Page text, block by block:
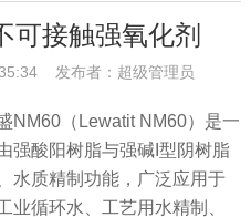
可接触强氧化剂
发布者：超级管理员
NM60（Lewatit NM60）是一
强酸阳树脂与强碱I型阴树脂
水质精制功能，广泛应用于
业循环水、工艺用水精制、